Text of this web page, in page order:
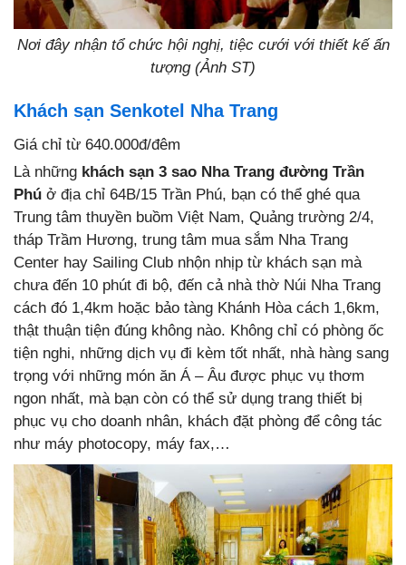
Nơi đây nhận tổ chức hội nghị, tiệc cưới với thiết kế ấn
tượng (Ảnh ST)
Khách sạn Senkotel Nha Trang
Giá chỉ từ 640.000đ/đêm
Là những khách sạn 3 sao Nha Trang đường Trần
Phú ở địa chỉ 64B/15 Trần Phú, bạn có thể ghé qua
Trung tâm thuyền buồm Việt Nam, Quảng trường 2/4,
tháp Trầm Hương, trung tâm mua sắm Nha Trang
Center hay Sailing Club nhộn nhịp từ khách sạn mà
chưa đến 10 phút đi bộ, đến cả nhà thờ Núi Nha Trang
cách đó 1,4km hoặc bảo tàng Khánh Hòa cách 1,6km,
thật thuận tiện đúng không nào. Không chỉ có phòng ốc
tiện nghi, những dịch vụ đi kèm tốt nhất, nhà hàng sang
trọng với những món ăn Á – Âu được phục vụ thơm
ngon nhất, mà bạn còn có thể sử dụng trang thiết bị
phục vụ cho doanh nhân, khách đặt phòng để công tác
như máy photocopy, máy fax,…